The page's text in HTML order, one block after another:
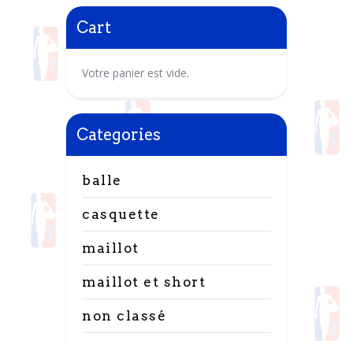
Cart
Votre panier est vide.
Categories
balle
casquette
maillot
maillot et short
non classé